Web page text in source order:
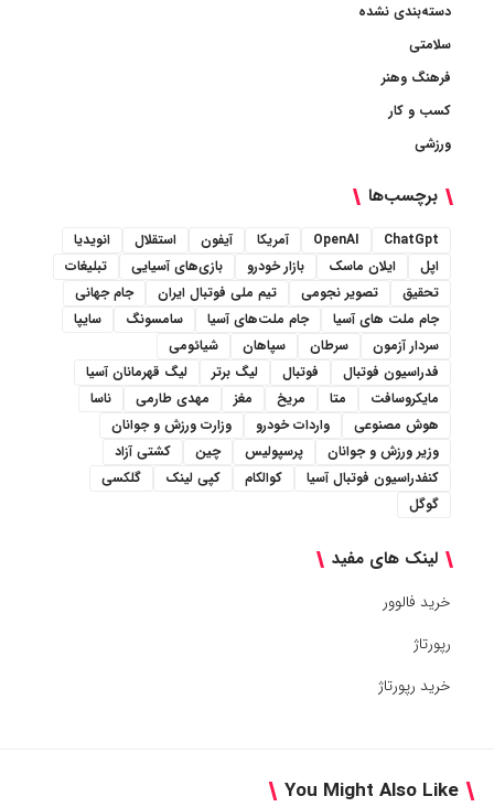
دسته‌بندی نشده
سلامتی
فرهنگ وهنر
کسب و کار
ورزشی
برچسب‌ها
ChatGpt
OpenAI آمریکا آیفون استقلال
انویدیا
اپل
ایلان ماسک بازار خودرو بازی‌های آسیایی
تبلیغات
تحقیق
تصویر نجومی تیم ملی فوتبال ایران
جام جهانی
جام ملت های آسیا
جام ملت‌های آسیا سامسونگ
سایپا
سردار آزمون
سرطان سپاهان
شیائومی
فدراسیون فوتبال
فوتبال لیگ برتر
لیگ قهرمانان آسیا
مایکروسافت
متا مریخ مغز مهدی طارمی
ناسا
هوش مصنوعی
واردات خودرو
وزارت ورزش و جوانان
وزیر ورزش و جوانان
پرسپولیس چین
کشتی آزاد
کنفدراسیون فوتبال آسیا
کوالکام کپی لینک
گلکسی
گوگل
لینک های مفید
خرید فالوور
رپورتاژ
خرید رپورتاژ
You Might Also Like